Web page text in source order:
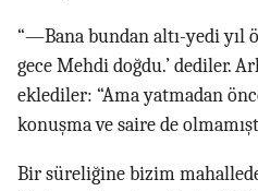
“—Bana bundan altı-yedi yıl
gece Mehdi doğdu.’ dediler.
eklediler: “Ama yatmadan
konuşma ve saire de
Bir süreliğine bizim